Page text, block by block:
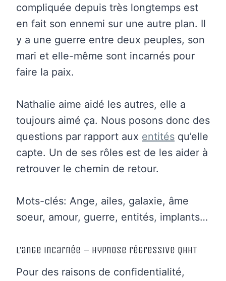
compliquée depuis très longtemps est
en fait son ennemi sur une autre plan. Il
y a une guerre entre deux peuples, son
mari et elle-même sont incarnés pour
faire la paix.
Nathalie aime aidé les autres, elle a
toujours aimé ça. Nous posons donc des
questions par rapport aux entités qu’elle
capte. Un de ses rôles est de les aider à
retrouver le chemin de retour.
Mots-clés: Ange, ailes, galaxie, âme
soeur, amour, guerre, entités, implants…
L’ange incarnée – Hypnose régressive QHHT
Pour des raisons de confidentialité,